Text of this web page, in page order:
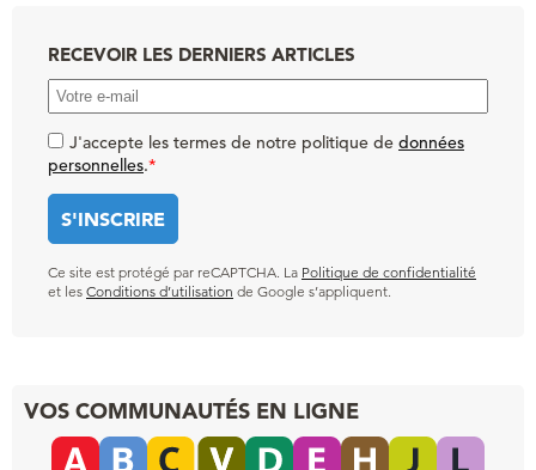
RECEVOIR LES DERNIERS ARTICLES
J'accepte les termes de notre politique de données
personnelles.*
Ce site est protégé par reCAPTCHA. La Politique de confidentialité
et les Conditions d’utilisation de Google s’appliquent.
VOS COMMUNAUTÉS EN LIGNE